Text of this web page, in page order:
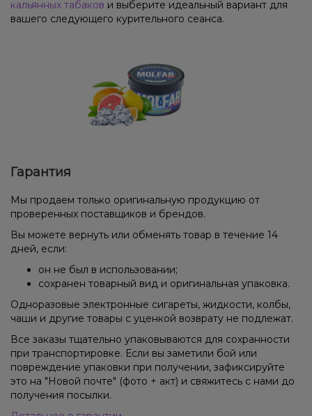
кальянных табаков и выберите идеальный вариант для
вашего следующего курительного сеанса.
Гарантия
Мы продаем только оригинальную продукцию от
проверенных поставщиков и брендов.
Вы можете вернуть или обменять товар в течение 14
дней, если:
он не был в использовании;
сохранен товарный вид и оригинальная упаковка.
Одноразовые электронные сигареты, жидкости, колбы,
чаши и другие товары с уценкой возврату не подлежат.
Все заказы тщательно упаковываются для сохранности
при транспортировке. Если вы заметили бой или
повреждение упаковки при получении, зафиксируйте
это на "Новой почте" (фото + акт) и свяжитесь с нами до
получения посылки.